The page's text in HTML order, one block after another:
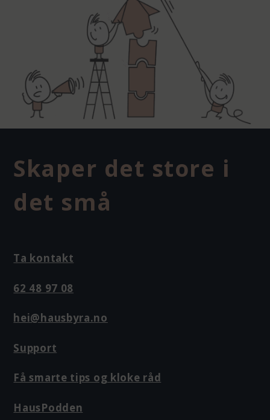
Skaper det store i
det små
Ta kontakt
62 48 97 08
hei@hausbyra.no
Support
Få smarte tips og kloke råd
HausPodden